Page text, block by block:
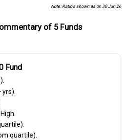
Note: Ratio's shown as on 30 Jun 26
of 5 Funds
Fund
quartile).